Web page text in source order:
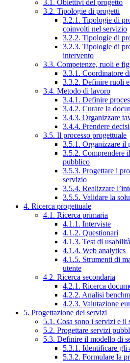
3.1. Obiettivi del progetto
3.2. Tipologie di progetti
3.2.1. Tipologie di
coinvolti nel servizio
3.2.2. Tipologie di
3.2.3. Tipologie di
intervento
3.3. Competenze, ruoli e
3.3.1. Coordinatore
3.3.2. Definire ruoli
3.4. Metodo di lavoro
3.4.1. Definire
3.4.2. Curare la
3.4.3. Organizzare
3.4.4. Prendere
3.5. Il processo progettuale
3.5.1. Organizzare il
3.5.2. Comprendere
pubblico
3.5.3. Progettare i
servizio
3.5.4. Realizzare
3.5.5. Validare la
4. Ricerca progettuale
4.1. Ricerca primaria
4.1.1. Interviste
4.1.2. Questionari
4.1.3. Test di usabilità
4.1.4. Web analytics
4.1.5. Strumenti di
utente
4.2. Ricerca secondaria
4.2.1. Ricerca
4.2.2. Analisi
4.2.3. Valutazione
5. Progettazione dei servizi
5.1. Cosa sono i servizi e il
5.2. Progettare servizi
5.3. Definire il modello di
5.3.1. Identificare gli
5.3.2. Formulare la